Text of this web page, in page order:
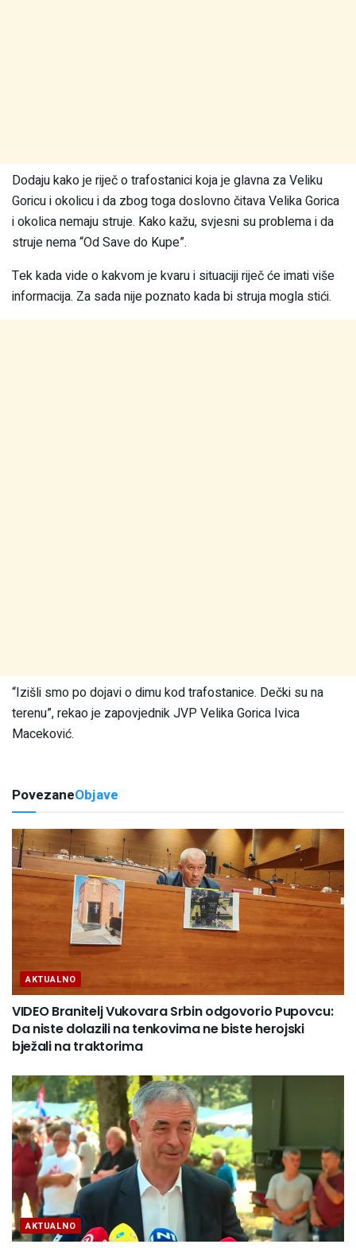
Dodaju kako je riječ o trafostanici koja je glavna za Veliku
Goricu i okolicu i da zbog toga doslovno čitava Velika Gorica
i okolica nemaju struje. Kako kažu, svjesni su problema i da
struje nema “Od Save do Kupe”.
Tek kada vide o kakvom je kvaru i situaciji riječ će imati više
informacija. Za sada nije poznato kada bi struja mogla stići.
“Izišli smo po dojavi o dimu kod trafostanice. Dečki su na
terenu”, rekao je zapovjednik JVP Velika Gorica Ivica
Maceković.
PovezaneObjave
AKTUALNO
VIDEO Branitelj Vukovara Srbin odgovorio Pupovcu:
Da niste dolazili na tenkovima ne biste herojski
bježali na traktorima
AKTUALNO